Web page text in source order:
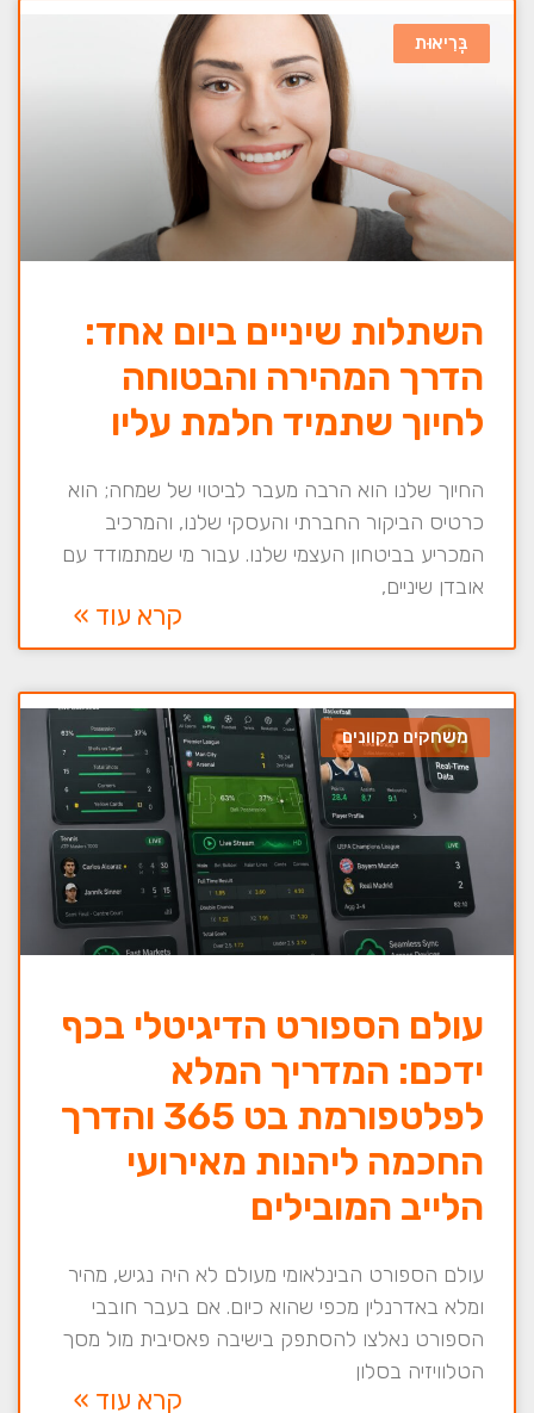
בְּרִיאוּת
השתלות שיניים ביום אחד:
הדרך המהירה והבטוחה
לחיוך שתמיד חלמת עליו
החיוך שלנו הוא הרבה מעבר לביטוי של שמחה; הוא
כרטיס הביקור החברתי והעסקי שלנו, והמרכיב
המכריע בביטחון העצמי שלנו. עבור מי שמתמודד עם
אובדן שיניים,
קרא עוד »
משחקים מקוונים
עולם הספורט הדיגיטלי בכף
ידכם: המדריך המלא
לפלטפורמת בט 365 והדרך
החכמה ליהנות מאירועי
הלייב המובילים
עולם הספורט הבינלאומי מעולם לא היה נגיש, מהיר
ומלא באדרנלין מכפי שהוא כיום. אם בעבר חובבי
הספורט נאלצו להסתפק בישיבה פאסיבית מול מסך
הטלוויזיה בסלון
קרא עוד »